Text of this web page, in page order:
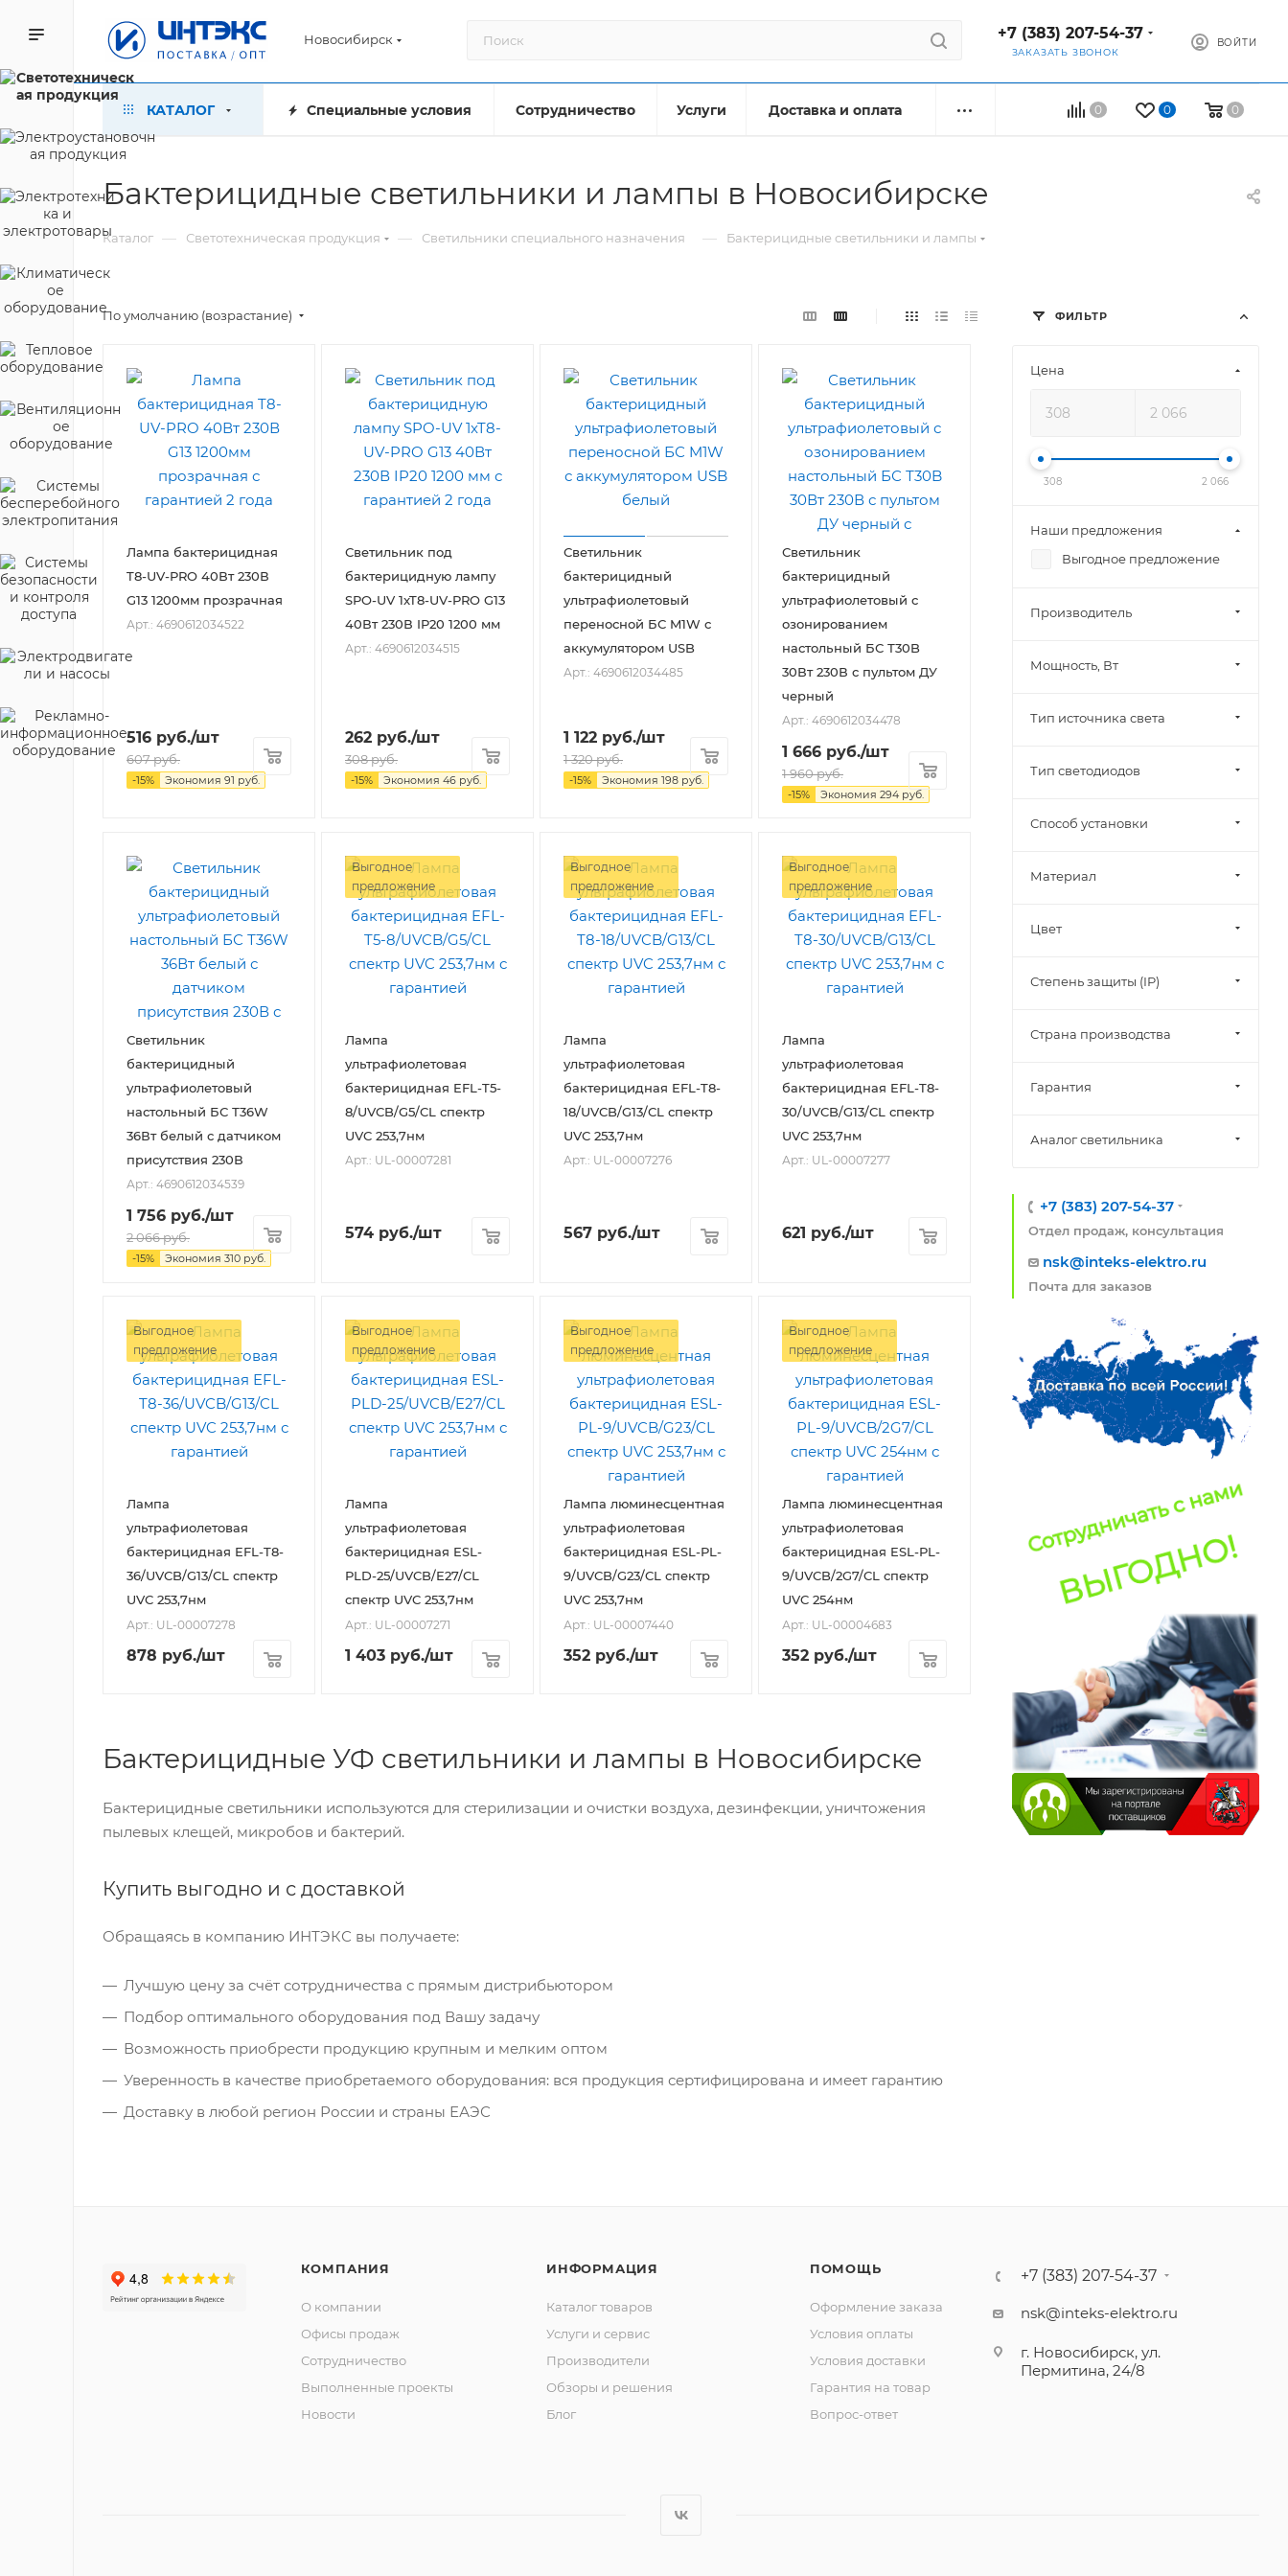
Новосибирск +7 (383) 207-54-37
ЗАКАЗАТЬ ЗВОНОК
ВОЙТИ
0 0 0
КАТАЛОГ Специальные условия Сотрудничество Услуги Доставка и оплата
Бактерицидные светильники и лампы в Новосибирске
Каталог — Светотехническая продукция — Светильники специального назначения — Бактерицидные светильники и лампы
По умолчанию (возрастание)
Лампа бактерицидная
T8-UV-PRO 40Вт 230В
G13 1200мм прозрачная
Арт.: 4690612034522
516 руб./шт
607руб.
-15% Экономия 91 руб.
Светильник под
бактерицидную лампу
SPO-UV 1xT8-UV-PRO G13
40Вт 230В IP20 1200 мм
Арт.: 4690612034515
262 руб./шт
308руб.
-15% Экономия 46 руб.
Светильник
бактерицидный
ультрафиолетовый
переносной БС M1W с
аккумулятором USB
Арт.: 4690612034485
1 122 руб./шт
1 320руб.
-15% Экономия 198 руб.
Светильник
бактерицидный
ультрафиолетовый с
озонированием
настольный БС Т30B
30Вт 230В с пультом ДУ
черный
Арт.: 4690612034478
1 666 руб./шт
1 960руб.
-15% Экономия 294 руб.
Светильник
бактерицидный
ультрафиолетовый
настольный БС Т36W
36Вт белый с датчиком
присутствия 230В
Арт.: 4690612034539
1 756 руб./шт
2 066руб.
-15% Экономия 310 руб.
Выгодное
предложение
Лампа
ультрафиолетовая
бактерицидная EFL-T5-
8/UVCB/G5/CL спектр
UVC 253,7нм
Арт.: UL-00007281
574 руб./шт
Выгодное
предложение
Лампа
ультрафиолетовая
бактерицидная EFL-T8-
18/UVCB/G13/CL спектр
UVC 253,7нм
Арт.: UL-00007276
567 руб./шт
Выгодное
предложение
Лампа
ультрафиолетовая
бактерицидная EFL-T8-
30/UVCB/G13/CL спектр
UVC 253,7нм
Арт.: UL-00007277
621 руб./шт
Выгодное
предложение
Лампа
ультрафиолетовая
бактерицидная EFL-T8-
36/UVCB/G13/CL спектр
UVC 253,7нм
Арт.: UL-00007278
878 руб./шт
Выгодное
предложение
Лампа
ультрафиолетовая
бактерицидная ESL-
PLD-25/UVCB/E27/CL
спектр UVC 253,7нм
Арт.: UL-00007271
1 403 руб./шт
Выгодное
предложение
Лампа люминесцентная
ультрафиолетовая
бактерицидная ESL-PL-
9/UVCB/G23/CL спектр
UVC 253,7нм
Арт.: UL-00007440
352 руб./шт
Выгодное
предложение
Лампа люминесцентная
ультрафиолетовая
бактерицидная ESL-PL-
9/UVCB/2G7/CL спектр
UVC 254нм
Арт.: UL-00004683
352 руб./шт
Бактерицидные УФ светильники и лампы в Новосибирске
Бактерицидные светильники используются для стерилизации и очистки воздуха, дезинфекции, уничтожения
пылевых клещей, микробов и бактерий.
Купить выгодно и с доставкой
Обращаясь в компанию ИНТЭКС вы получаете:
Лучшую цену за счёт сотрудничества с прямым дистрибьютором
Подбор оптимального оборудования под Вашу задачу
Возможность приобрести продукцию крупным и мелким оптом
Уверенность в качестве приобретаемого оборудования: вся продукция сертифицирована и имеет гарантию
Доставку в любой регион России и страны ЕАЭС
ФИЛЬТР
Цена
308 2 066
Наши предложения
Выгодное предложение
Производитель
Мощность, Вт
Тип источника света
Тип светодиодов
Способ установки
Материал
Цвет
Степень защиты (IP)
Страна производства
Гарантия
Аналог светильника
+7 (383) 207-54-37
Отдел продаж, консультация
nsk@inteks-elektro.ru
Почта для заказов
КОМПАНИЯ
О компании
Офисы продаж
Сотрудничество
Выполненные проекты
Новости
ИНФОРМАЦИЯ
Каталог товаров
Услуги и сервис
Производители
Обзоры и решения
Блог
ПОМОЩЬ
Оформление заказа
Условия оплаты
Условия доставки
Гарантия на товар
Вопрос-ответ
+7 (383) 207-54-37
nsk@inteks-elektro.ru
г. Новосибирск, ул.
Пермитина, 24/8